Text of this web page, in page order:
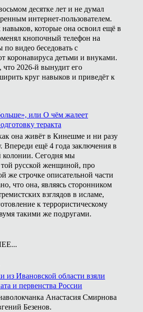
десятке лет и не думал
интернет-пользователем.
навыков, которые она освоил ещё в
кнопочный телефон на
видео беседовать с
коронавируса детьми и внуками.
что 2026-й вынудит его
круг навыков и приведёт к
или О чём жалеет
теракта
она живёт в Кинешме и ни разу
Впереди ещё 4 года заключения в
колонии. Сегодня мы
той русской женщиной, про
же строчке описательной части
что она, являясь сторонником
взглядов в исламе,
к террористическому
такими же подругами.
из Ивановской области взяли
и первенства России
Анастасия Смирнова
Безенов.